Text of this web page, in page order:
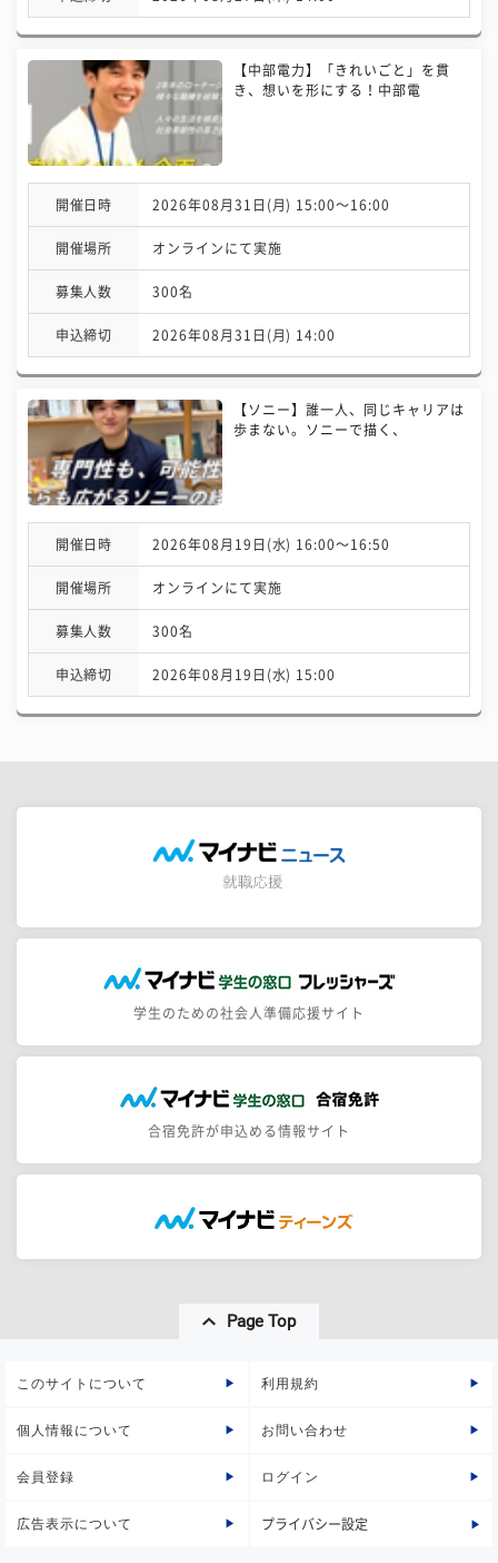
【中部電力】「きれいごと」を貫
き、想いを形にする！中部電
開催日時 2026年08月31日(月) 15:00〜16:00
開催場所 オンラインにて実施
募集人数 300名
申込締切 2026年08月31日(月) 14:00
【ソニー】誰一人、同じキャリアは
歩まない。ソニーで描く、
開催日時 2026年08月19日(水) 16:00〜16:50
開催場所 オンラインにて実施
募集人数 300名
申込締切 2026年08月19日(水) 15:00
学生のための社会人準備応援サイト
合宿免許が申込める情報サイト
Page Top
このサイトについて 利用規約
個人情報について お問い合わせ
会員登録 ログイン
広告表示について プライバシー設定